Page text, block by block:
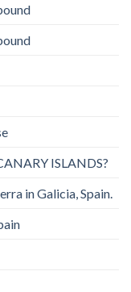
ISLANDS?
in Galicia, Spain.